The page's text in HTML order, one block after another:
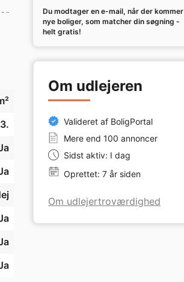
3.
Du modtager en e-mail, når der kommer
nye boliger, som matcher din søgning -
helt gratis!
Om udlejeren
Valideret af BoligPortal
Mere end 100 annoncer
Sidst aktiv: I dag
Oprettet: 7 år siden
Om udlejertroværdighed